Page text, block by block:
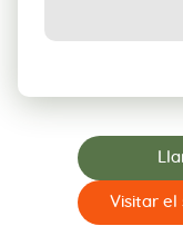
Visitar el